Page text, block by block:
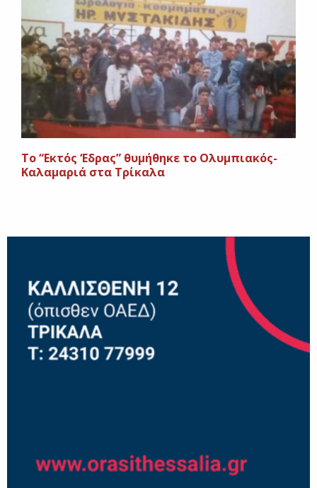
Το “Εκτός ‘Εδρας” θυμήθηκε το Ολυμπιακός-
Καλαμαριά στα Τρίκαλα